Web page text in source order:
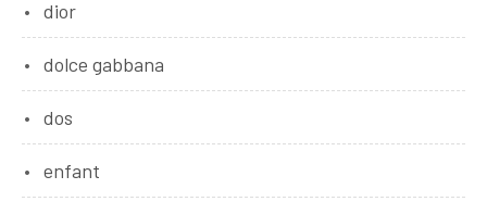
dior
dolce gabbana
dos
enfant